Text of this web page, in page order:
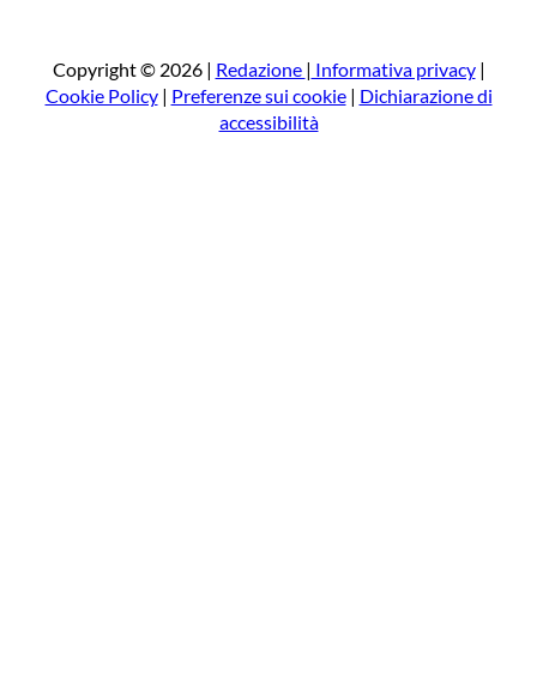
a
Copyright © 2026 | Redazione | Informativa privacy|
Cookie Policy| Preferenze sui cookie| Dichiarazione di
accessibilità